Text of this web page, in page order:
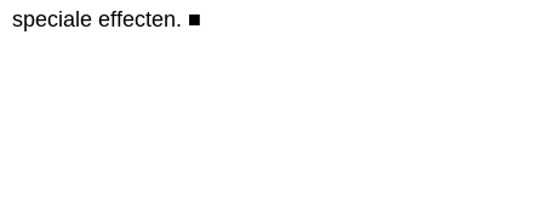
speciale effecten. ■